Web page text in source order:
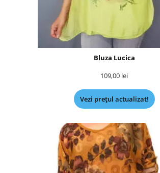
Bluza Lucica
109,00 lei
Vezi prețul actualizat!